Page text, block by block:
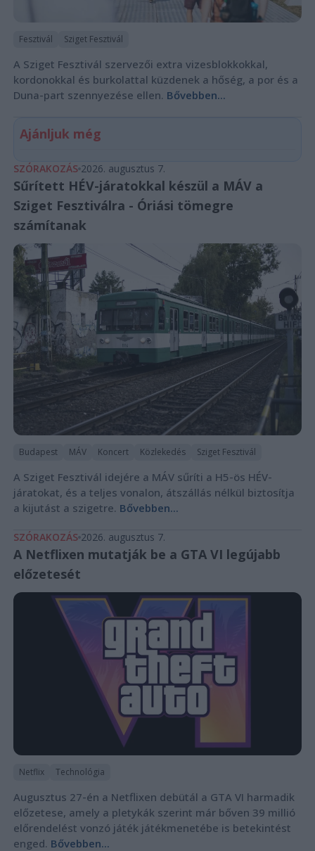
Fesztivál Sziget Fesztivál
A Sziget Fesztivál szervezői extra vizesblokkokkal,
kordonokkal és burkolattal küzdenek a hőség, a por és a
Duna-part szennyezése ellen. Bővebben...
Ajánljuk még
SZÓRAKOZÁS 2026. augusztus 7.
Sűrített HÉV-járatokkal készül a MÁV a
Sziget Fesztiválra - Óriási tömegre
számítanak
Budapest MÁV Koncert Közlekedés Sziget Fesztivál
A Sziget Fesztivál idejére a MÁV sűríti a H5-ös HÉV-
járatokat, és a teljes vonalon, átszállás nélkül biztosítja
a kijutást a szigetre. Bővebben...
SZÓRAKOZÁS 2026. augusztus 7.
A Netflixen mutatják be a GTA VI legújabb
előzetesét
Netflix Technológia
Augusztus 27-én a Netflixen debütál a GTA VI harmadik
előzetese, amely a pletykák szerint már bőven 39 millió
előrendelést vonzó játék játékmenetébe is betekintést
enged. Bővebben...